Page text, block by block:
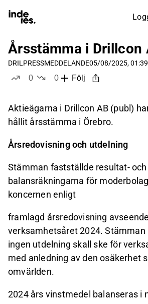
Årsstämma i Drillcon
DRIL PRESSMEDDELANDE05/08/2025,
0
0
Följ
Aktieägarna i Drillcon AB (publ)
hållit årsstämma i Örebro.
Årsredovisning och utdelning
Stämman fastställde resultat- och
balansräkningarna för
koncernen enligt
framlagd årsredovisning avseende
verksamhetsåret 2024.
ingen utdelning skall ske för
med anledning av den osäkerhet
omvärlden.
2024 års vinstmedel balanseras i